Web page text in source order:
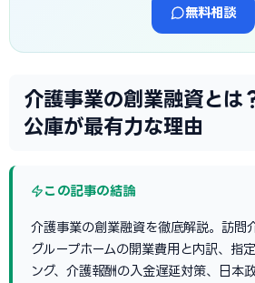
無料相談
介護事業の創業融資とは
公庫が最有力な理由
この記事の結論
介護事業の創業融資を徹底解説。訪問
グループホームの開業費用と内訳、指
ング、介護報酬の入金遅延対策、日本